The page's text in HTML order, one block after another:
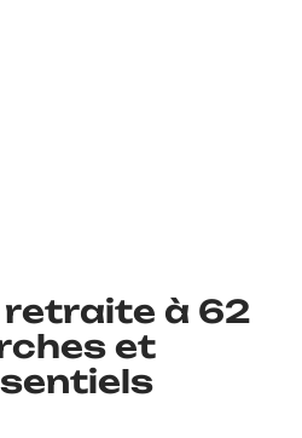
retraite à 62
et